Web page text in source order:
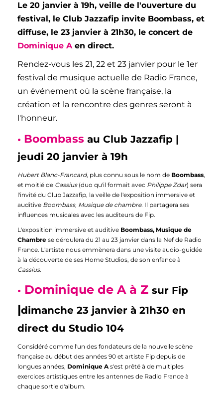
Le 20 janvier à 19h, veille de l'ouverture du
festival, le Club Jazzafip invite Boombass, et
diffuse, le 23 janvier à 21h30, le concert de
Dominique A en direct.
Rendez-vous les 21, 22 et 23 janvier pour le 1er
festival de musique actuelle de Radio France,
un événement où la scène française, la
création et la rencontre des genres seront à
l'honneur.
• Boombass au Club Jazzafip |
jeudi 20 janvier à 19h
Hubert Blanc-Francard, plus connu sous le nom de Boombass,
et moitié de Cassius (duo qu'il formait avec Philippe Zdar) sera
l'invité du Club Jazzafip, la veille de l'exposition immersive et
auditive Boombass, Musique de chambre. Il partagera ses
influences musicales avec les auditeurs de Fip.
L'exposition immersive et auditive Boombass, Musique de
Chambre se déroulera du 21 au 23 janvier dans la Nef de Radio
France. L'artiste nous emmènera dans une visite audio-guidée
à la découverte de ses Home Studios, de son enfance à
Cassius.
• Dominique de A à Z sur Fip
|dimanche 23 janvier à 21h30 en
direct du Studio 104
Considéré comme l'un des fondateurs de la nouvelle scène
française au début des années 90 et artiste Fip depuis de
longues années, Dominique As'est prêté à de multiples
exercices artistiques entre les antennes de Radio France à
chaque sortie d'album.